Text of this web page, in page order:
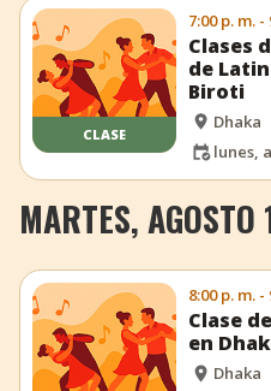
CLASE
7:00 p. m. -
Clases
de
Biroti
Dhaka
lunes,
MARTES,
8:00 p. m. -
Clase
en
Dhaka